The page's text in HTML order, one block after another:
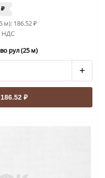
₽
м): 186.52₽
НДС
рул (25 м)
+
186.52 ₽